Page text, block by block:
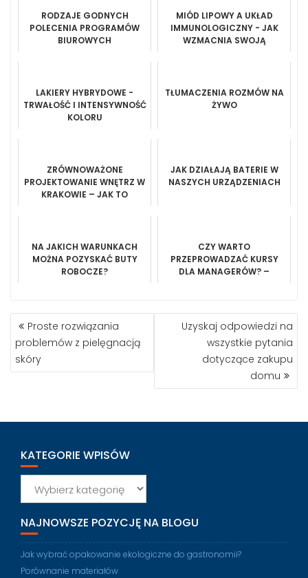
RODZAJE GODNYCH
POLECENIA PROGRAMÓW
BIUROWYCH
MIÓD LIPOWY A UKŁAD
IMMUNOLOGICZNY - JAK
WZMACNIA SWOJĄ
LAKIERY HYBRYDOWE -
TRWAŁOŚĆ I INTENSYWNOŚĆ
KOLORU
TŁUMACZENIA ROZMÓW NA
ŻYWO
ZRÓWNOWAŻONE
PROJEKTOWANIE WNĘTRZ W
KRAKOWIE – JAK TO
JAK DZIAŁAJĄ BATERIE W
NASZYCH URZĄDZENIACH
NA JAKICH WARUNKACH
MOŻNA POZYSKAĆ BUTY
ROBOCZE?
CZY WARTO
PRZEPROWADZAĆ KURSY
DLA MANAGERÓW? –
NAWIGACJA
WPISU
Proste rozwiązania
problemów z pielęgnacją
skóry
Uzyskaj odpowiedzi na
wszystkie pytania
dotyczące zakupu
domu
KATEGORIE WPISÓW
wpisów
NAJNOWSZE POZYCJĘ NA BLOGU
Jak wybrać opakowanie ekologiczne do gastronomii?
Porównanie materiałów